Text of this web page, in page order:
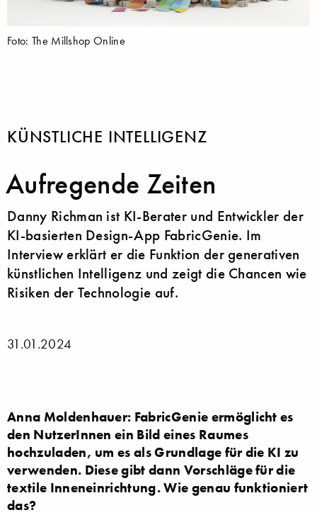
Foto: The Millshop Online
KÜNSTLICHE INTELLIGENZ
Aufregende Zeiten
Danny Richman ist KI-Berater und Entwickler der
KI-basierten Design-App FabricGenie. Im
Interview erklärt er die Funktion der generativen
künstlichen Intelligenz und zeigt die Chancen wie
Risiken der Technologie auf.
31.01.2024
Anna Moldenhauer: FabricGenie ermöglicht es
den NutzerInnen ein Bild eines Raumes
hochzuladen, um es als Grundlage für die KI zu
verwenden. Diese gibt dann Vorschläge für die
textile Inneneinrichtung. Wie genau funktioniert
das?